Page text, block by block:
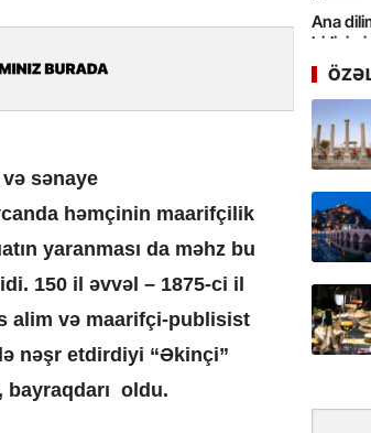
sənaye
həmçinin maarifçilik
yaranması da məhz bu
150 il əvvəl – 1875-ci il
alim və maarifçi-publisist
nəşr etdirdiyi “Əkinçi”
bayraqdarı oldu.
Ana
Tarixin
İlin ilk
çox
Yeni